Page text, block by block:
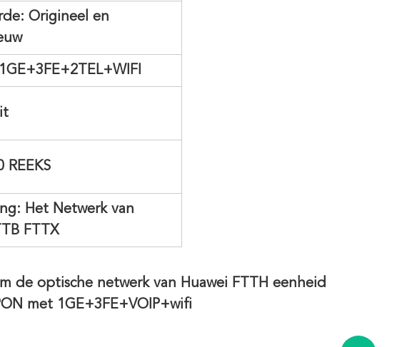
Origineel en
REEKS
Het Netwerk van
FTTX
de optische netwerk van Huawei FTTH eenheid
met 1GE+3FE+VOIP+wifi